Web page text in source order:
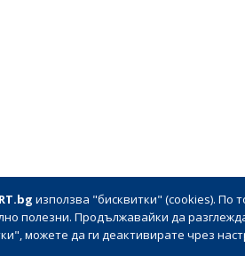
|
използва "бисквитки" (cookies).
полезни. Продължавайки да
можете да ги деактивирате чрез